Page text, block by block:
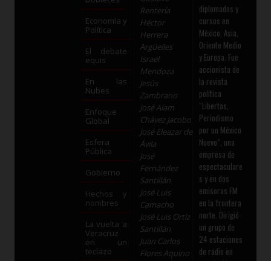
Economía y
Política
El debate
equis
En las
Nubes
Enfoque
Global
Esfera
Pública
Gobierno
Hechos y
nombres
La vuelta a
Veracruz
en un
teclazo
Rentería
Héctor
Herrera
Argüelles
Israel
Mendoza
Jesús
Zambrano
José Alam
Chávez Jacobo
José Eleazar de
Ávila
José
Fernández
Santillán
José Luis
Camacho
José Luis Ortiz
Santillán
Juan Carlos
Flores Aquino
diplomados y
cursos en
México, Asia,
Oriente Medio
y Europa. Fue
accionista de
la revista
política
“Libertas,
Periodismo
por un México
Nuevo”, una
empresa de
espectaculare
s y en dos
emisoras FM
en la frontera
norte. Dirigió
un grupo de
24 estaciones
de radio en